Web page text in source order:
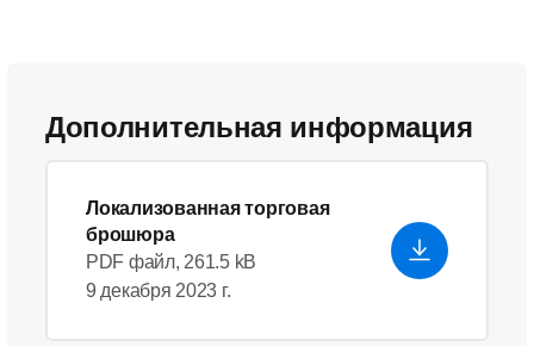
Дополнительная информация
Локализованная торговая
брошюра
PDF файл, 261.5 kB
9 декабря 2023 г.